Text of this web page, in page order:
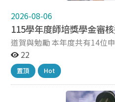
或事後回看檢討）、最新各科
教材進行活動設計）等等，軟硬體一
壁鄰居就是台灣實驗教育（公
交流、了解體制內外為何愈來
體制外教育的影響； 在一樓兩端樓梯旁的整面牆，即正式
教甄時教學演示必須板書板畫
想盯螢幕時可與夥伴轉戰於
耙梳脈絡、練字畫形、建立
2026-08-06
115學年度師培獎學金審
道賀與勉勵 本年度共有14位申請者，經五位專任教師依
據評選辦法計分/閱讀書面資
同學； 然所有申請者學業表現與活動經驗均豐富優秀實難
分軒輊，遺憾名額有限，希望
獲獎者在未來一年中將啟動
無償）的增能義務，方式多
22
置頂 Hot